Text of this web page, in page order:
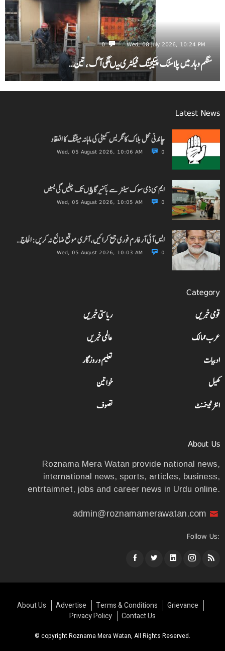
Wed, 08 July 2026, 10:24 PM
0
سنگم وہار میں پلاسٹک پیکیجنگ فیکٹری میںلگی آگ ، تین…
Latest News
چاندنی محل بلاک کانگریس کمیٹی کی ماہانہ میٹنگ کا انعقاد
Wed, 05 August 2026, 10:06 AM 0
ایم سی ڈی سوک سینٹر سے باکنیر گاﺅں تک چلیں گی بسیں
Wed, 05 August 2026, 10:05 AM 0
ایس آئی آر فارم فوری جمع کرائیں، آخری موقع ضائع نہ کریں: الحاج…
Wed, 05 August 2026, 10:03 AM 0
Category
قومی خبریں
ریاستی خبریں
عرب ممالک
عالمی خبریں
ادبیات
تعلیم و روزگار
کھیل
خواتین
انٹرٹینمنٹ
تصوف
About Us
Roznama Mera Watan provide national news,
international news, sports, articles, business,
entrtaimnet, jobs and career news in Urdu online.
admin@roznamamerawatan.com
Follow Us:
© copyright Roznama Mera Watan, All Rights Reserved.
About Us Advertise Terms & Conditions
Grievance
Privacy Policy
Contact Us